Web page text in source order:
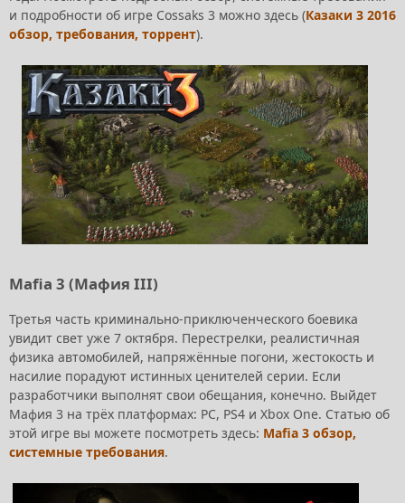
и подробности об игре Cossaks 3 можно здесь (Казаки 3 2016
обзор, требования, торрент).
Mafia 3 (Мафия III)
Третья часть криминально-приключенческого боевика
увидит свет уже 7 октября. Перестрелки, реалистичная
физика автомобилей, напряжённые погони, жестокость и
насилие порадуют истинных ценителей серии. Если
разработчики выполнят свои обещания, конечно. Выйдет
Мафия 3 на трёх платформах: PC, PS4 и Xbox One. Статью об
этой игре вы можете посмотреть здесь: Mafia 3 обзор,
системные требования.